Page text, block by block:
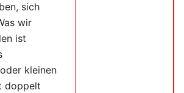
sich
wir
ist
kleinen
doppelt